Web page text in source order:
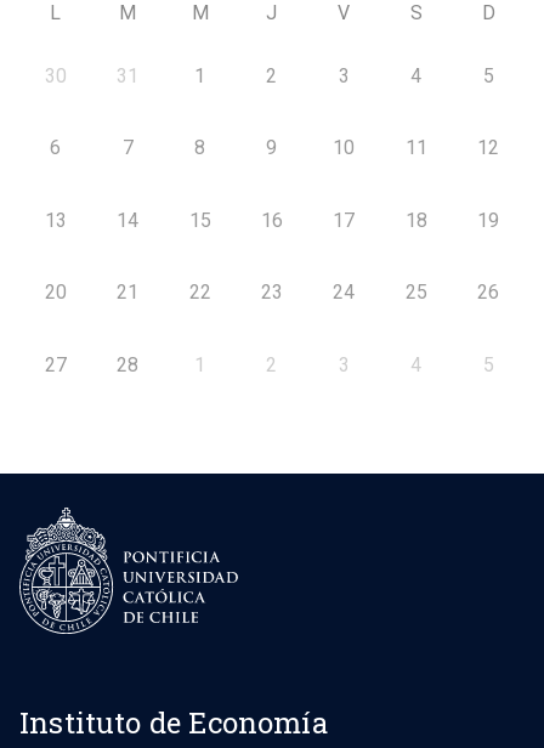
L M M J V S D
30 31 1 2 3 4 5
6 7 8 9 10 11 12
13 14 15 16 17 18 19
20 21 22 23 24 25 26
27 28 1 2 3 4 5
Instituto de Economía